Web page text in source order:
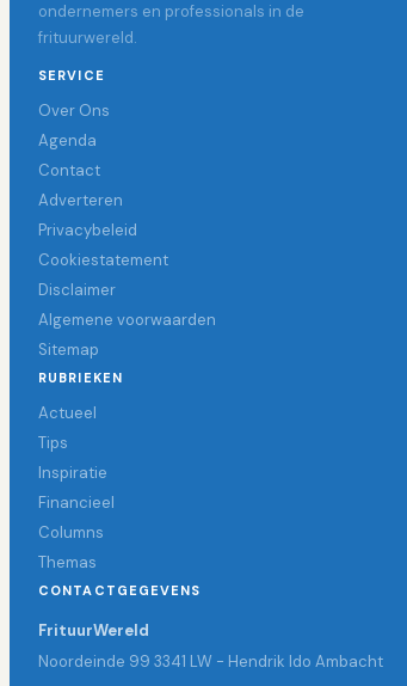
ondernemers en professionals in de
frituurwereld.
SERVICE
Over Ons
Agenda
Contact
Adverteren
Privacybeleid
Cookiestatement
Disclaimer
Algemene voorwaarden
Sitemap
RUBRIEKEN
Actueel
Tips
Inspiratie
Financieel
Columns
Themas
CONTACTGEGEVENS
FrituurWereld
Noordeinde 99 3341 LW - Hendrik Ido Ambacht